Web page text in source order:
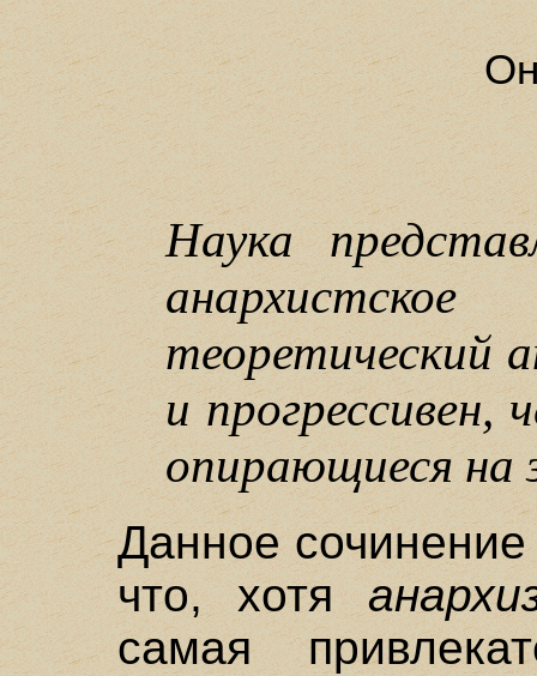
Наука
теоретический
и прогрессивен,
опирающиеся на
Данное
что, хотя
самая